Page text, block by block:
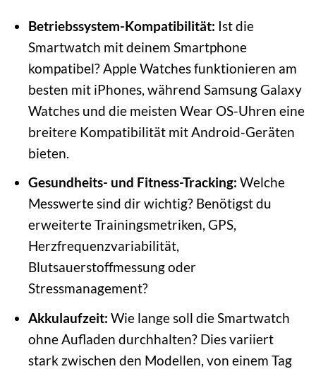
Betriebssystem-Kompatibilität: Ist die
Smartwatch mit deinem Smartphone
kompatibel? Apple Watches funktionieren am
besten mit iPhones, während Samsung Galaxy
Watches und die meisten Wear OS-Uhren eine
breitere Kompatibilität mit Android-Geräten
bieten.
Gesundheits- und Fitness-Tracking: Welche
Messwerte sind dir wichtig? Benötigst du
erweiterte Trainingsmetriken, GPS,
Herzfrequenzvariabilität,
Blutsauerstoffmessung oder
Stressmanagement?
Akkulaufzeit: Wie lange soll die Smartwatch
ohne Aufladen durchhalten? Dies variiert
stark zwischen den Modellen, von einem Tag